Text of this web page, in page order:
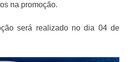
na promoção.
será realizado no dia 04 de